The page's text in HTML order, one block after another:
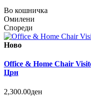
Во кошничка
Омилени
Спореди
Ново
Office & Home Chair
Црн
2,300.00ден